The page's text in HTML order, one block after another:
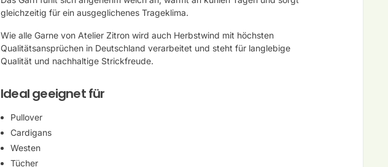
gleichzeitig für ein ausgeglichenes Trageklima.
Wie alle Garne von Atelier Zitron wird auch Herbstwind mit höchsten
Qualitätsansprüchen in Deutschland verarbeitet und steht für langlebige
Qualität und nachhaltige Strickfreude.
Ideal geeignet für
Pullover
Cardigans
Westen
Tücher